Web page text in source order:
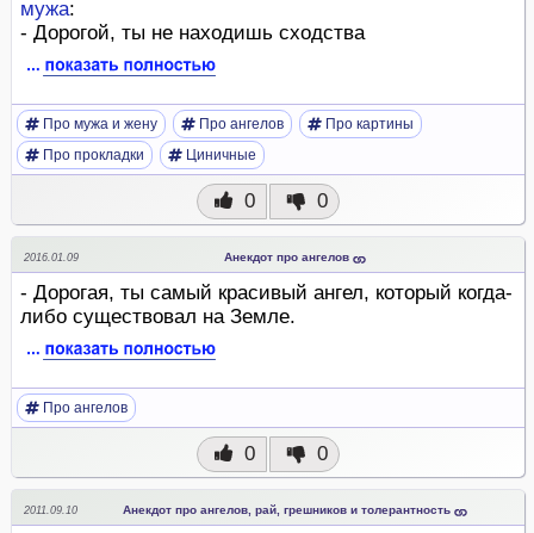
мужа:
- Дорогой, ты не находишь сходства
Про мужа и жену Про ангелов
Про картины
Про прокладки
Циничные
0 0
2016.01.09 Анекдот про ангелов
- Дорогая, ты самый красивый ангел, который когда-
либо существовал на Земле.
Про ангелов
0 0
2011.09.10 Анекдот про ангелов, рай, грешников и толерантность